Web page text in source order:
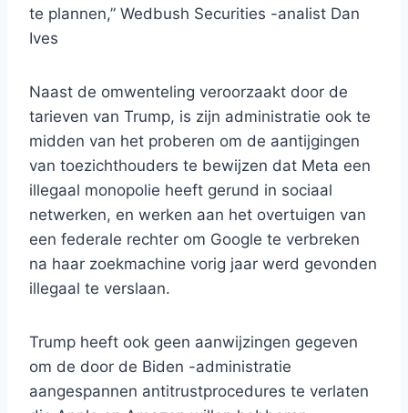
te plannen,” Wedbush Securities -analist Dan
Ives
Naast de omwenteling veroorzaakt door de
tarieven van Trump, is zijn administratie ook te
midden van het proberen om de aantijgingen
van toezichthouders te bewijzen dat Meta een
illegaal monopolie heeft gerund in sociaal
netwerken, en werken aan het overtuigen van
een federale rechter om Google te verbreken
na haar zoekmachine vorig jaar werd gevonden
illegaal te verslaan.
Trump heeft ook geen aanwijzingen gegeven
om de door de Biden -administratie
aangespannen antitrustprocedures te verlaten